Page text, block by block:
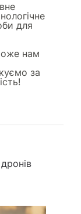
для
нам
за